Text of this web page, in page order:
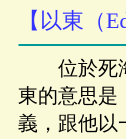
【以東（
位於死海
東的意思是
義，跟他以